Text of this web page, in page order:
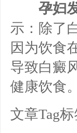
孕妇
示：除了
因为饮食
导致白癜
健康饮食。
文章Tag标